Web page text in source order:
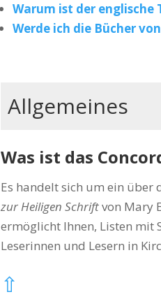
Warum ist der englische
Werde ich die Bücher
Allgemeines
Was ist das
Es handelt sich um ein über
zur Heiligen Schriftvon Mary
ermöglicht Ihnen, Listen mit
Leserinnen und Lesern in
⇧